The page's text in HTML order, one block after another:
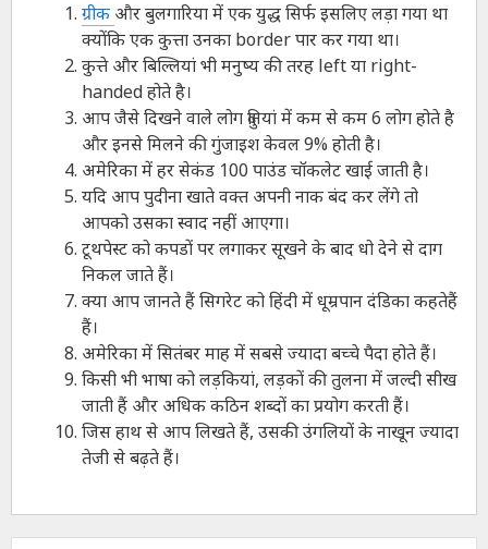
ग्रीक और बुलगारिया में एक युद्ध सिर्फ इसलिए लड़ा गया था
क्योंकि एक कुत्ता उनका border पार कर गया था।
कुत्ते और बिल्लियां भी मनुष्य की तरह left या right-
handed होते है।
आप जैसे दिखने वाले लोग दुनियां में कम से कम 6 लोग होते है
और इनसे मिलने की गुंजाइश केवल 9% होती है।
अमेरिका में हर सेकंड 100 पाउंड चॉकलेट खाई जाती है।
यदि आप पुदीना खाते वक्त अपनी नाक बंद कर लेंगे तो
आपको उसका स्वाद नहीं आएगा।
टूथपेस्ट को कपडों पर लगाकर सूखने के बाद धो देने से दाग
निकल जाते हैं।
क्या आप जानते हैं सिगरेट को हिंदी में धूम्रपान दंडिका कहतेहैं
हैं।
अमेरिका में सितंबर माह में सबसे ज्यादा बच्चे पैदा होते हैं।
किसी भी भाषा को लड़कियां, लड़कों की तुलना में जल्दी सीख
जाती हैं और अधिक कठिन शब्दों का प्रयोग करती हैं।
जिस हाथ से आप लिखते हैं, उसकी उंगलियों के नाखून ज्यादा
तेजी से बढ़ते हैं।